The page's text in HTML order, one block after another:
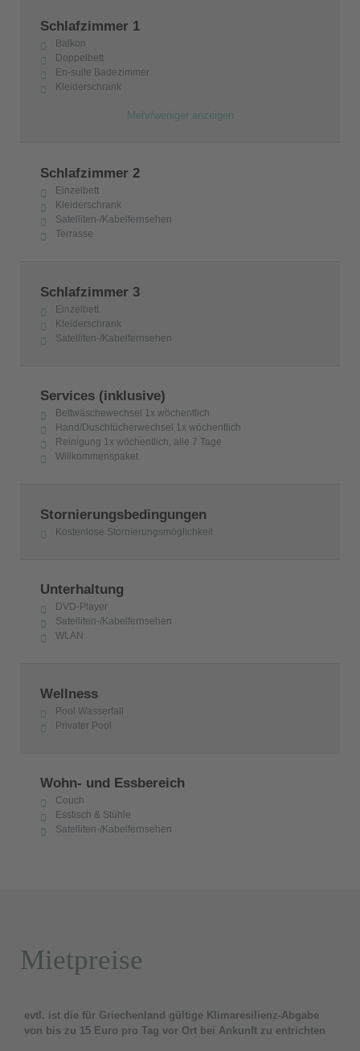
Schlafzimmer 1
Balkon
Doppelbett
En-suite Badezimmer
Kleiderschrank
Mehr/weniger anzeigen
Schlafzimmer 2
Einzelbett
Kleiderschrank
Satelliten-/Kabelfernsehen
Terrasse
Schlafzimmer 3
Einzelbett
Kleiderschrank
Satelliten-/Kabelfernsehen
Services (inklusive)
Bettwäschewechsel 1x wöchentlich
Hand/Duschtücherwechsel 1x wöchentlich
Reinigung 1x wöchentlich, alle 7 Tage
Willkommenspaket
Stornierungsbedingungen
Kostenlose Stornierungsmöglichkeit
Unterhaltung
DVD-Player
Satelliten-/Kabelfernsehen
WLAN
Wellness
Pool Wasserfall
Privater Pool
Wohn- und Essbereich
Couch
Esstisch & Stühle
Satelliten-/Kabelfernsehen
Mietpreise
evtl. ist die für Griechenland gültige Klimaresilienz-Abgabe
von bis zu 15 Euro pro Tag vor Ort bei Ankunft zu entrichten